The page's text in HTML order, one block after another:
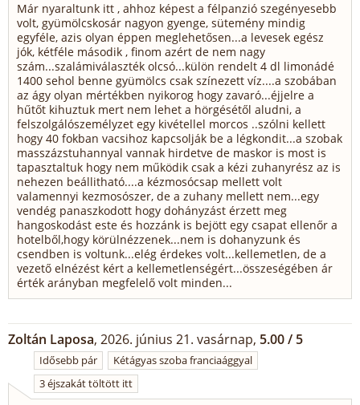
Már nyaraltunk itt , ahhoz képest a félpanzió szegényesebb
volt, gyümölcskosár nagyon gyenge, sütemény mindig
egyféle, azis olyan éppen meglehetősen...a levesek egész
jók, kétféle második , finom azért de nem nagy
szám...szalámiválaszték olcsó...külön rendelt 4 dl limonádé
1400 sehol benne gyümölcs csak színezett víz....a szobában
az ágy olyan mértékben nyikorog hogy zavaró...éjjelre a
hűtőt kihuztuk mert nem lehet a hörgésétől aludni, a
felszolgálószemélyzet egy kivétellel morcos ..szólni kellett
hogy 40 fokban vacsihoz kapcsolják be a légkondit...a szobak
masszázstuhannyal vannak hirdetve de maskor is most is
tapasztaltuk hogy nem működik csak a kézi zuhanyrész az is
nehezen beállitható....a kézmosócsap mellett volt
valamennyi kezmosószer, de a zuhany mellett nem...egy
vendég panaszkodott hogy dohányzást érzett meg
hangoskodást este és hozzánk is bejött egy csapat ellenőr a
hotelből,hogy körülnézzenek...nem is dohanyzunk és
csendben is voltunk...elég érdekes volt...kellemetlen, de a
vezető elnézést kért a kellemetlenségért...összeségében ár
érték arányban megfelelő volt minden...
Zoltán Laposa, 2026. június 21. vasárnap, 5.00 / 5
Idősebb pár
Kétágyas szoba franciaággyal
3 éjszakát töltött itt